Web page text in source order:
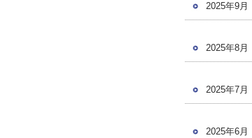
2025年9月
2025年8月
2025年7月
2025年6月